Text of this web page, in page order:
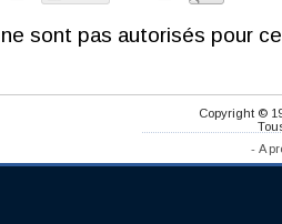
sont pas autorisés pour
Copyright ©
- A